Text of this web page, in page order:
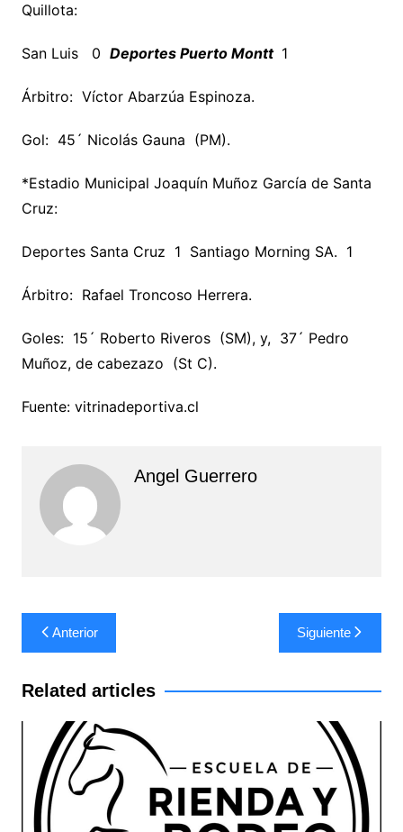
Quillota:
San Luis 0 Deportes Puerto Montt 1
Árbitro: Víctor Abarzúa Espinoza.
Gol: 45´ Nicolás Gauna (PM).
*Estadio Municipal Joaquín Muñoz García de Santa
Cruz:
Deportes Santa Cruz 1 Santiago Morning SA. 1
Árbitro: Rafael Troncoso Herrera.
Goles: 15´ Roberto Riveros (SM), y, 37´ Pedro
Muñoz, de cabezazo (St C).
Fuente: vitrinadeportiva.cl
Angel Guerrero
Navegación
de
entradas
Anterior Siguiente
Related articles